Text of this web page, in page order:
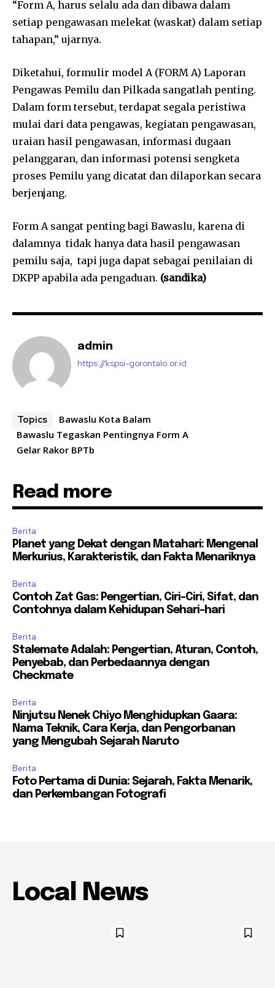
“Form A, harus selalu ada dan dibawa dalam
setiap pengawasan melekat (waskat) dalam setiap
tahapan,” ujarnya.
Diketahui, formulir model A (FORM A) Laporan
Pengawas Pemilu dan Pilkada sangatlah penting.
Dalam form tersebut, terdapat segala peristiwa
mulai dari data pengawas, kegiatan pengawasan,
uraian hasil pengawasan, informasi dugaan
pelanggaran, dan informasi potensi sengketa
proses Pemilu yang dicatat dan dilaporkan secara
berjenjang.
Form A sangat penting bagi Bawaslu, karena di
dalamnya tidak hanya data hasil pengawasan
pemilu saja, tapi juga dapat sebagai penilaian di
DKPP apabila ada pengaduan. (sandika)
admin
https://kspsi-gorontalo.or.id
Topics
Bawaslu Kota Balam
Bawaslu Tegaskan Pentingnya Form A
Gelar Rakor BPTb
Read more
Berita
Planet yang Dekat dengan Matahari: Mengenal
Merkurius, Karakteristik, dan Fakta Menariknya
Berita
Contoh Zat Gas: Pengertian, Ciri-Ciri, Sifat, dan
Contohnya dalam Kehidupan Sehari-hari
Berita
Stalemate Adalah: Pengertian, Aturan, Contoh,
Penyebab, dan Perbedaannya dengan
Checkmate
Berita
Ninjutsu Nenek Chiyo Menghidupkan Gaara:
Nama Teknik, Cara Kerja, dan Pengorbanan
yang Mengubah Sejarah Naruto
Berita
Foto Pertama di Dunia: Sejarah, Fakta Menarik,
dan Perkembangan Fotografi
Local News